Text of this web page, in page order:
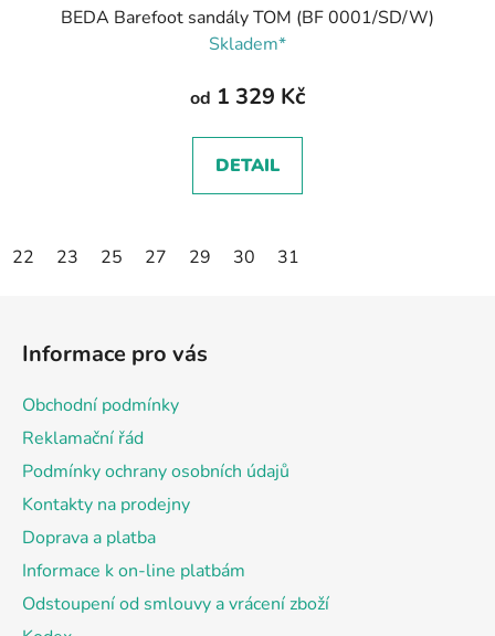
BEDA Barefoot sandály TOM (BF 0001/SD/W)
Skladem*
od 1 329 Kč
DETAIL
22 23 25 27 29 30 31
Informace pro vás
Obchodní podmínky
Reklamační řád
Podmínky ochrany osobních údajů
Kontakty na prodejny
Doprava a platba
Informace k on-line platbám
Odstoupení od smlouvy a vrácení zboží